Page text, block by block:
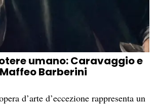
umano: Caravaggio e
Barberini
d’arte d’eccezione rappresenta un